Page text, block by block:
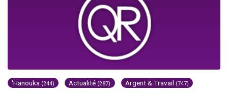
'Hanouka (244) Actualité (287) Argent & Travail (747)